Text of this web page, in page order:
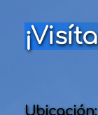
Ubicación: